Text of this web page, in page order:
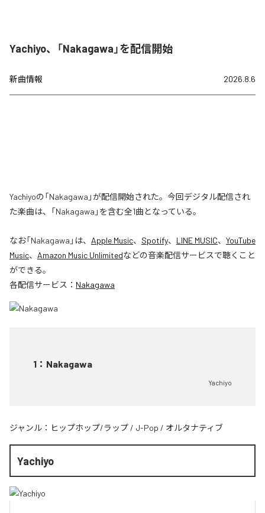
Yachiyo、「Nakagawa」を配信開始
新曲情報 2026.8.6
Yachiyoの「Nakagawa」が配信開始された。今回デジタル配信され
た楽曲は、「Nakagawa」を含む全1曲となっている。
なお「Nakagawa 」は、 Apple Music、 Spotify、 LINE MUSIC、 YouTube
Music、 Amazon Music Unlimitedなどの音楽配信サービスで聴くこと
ができる。
各配信サービス： Nakagawa
1 ： Nakagawa
Yachiyo
ジャンル： ヒップホップ/ラップ / J-Pop / オルタナティブ
Yachiyo